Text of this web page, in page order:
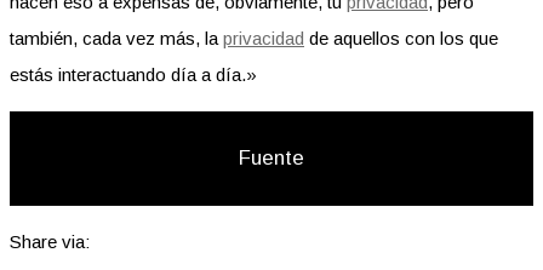
también, cada vez más, la privacidad de aquellos con los que
estás interactuando día a día.»
Fuente
Share via: